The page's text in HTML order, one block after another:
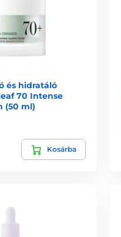
és hidratáló
70 Intense
(50 ml)
Kosárba